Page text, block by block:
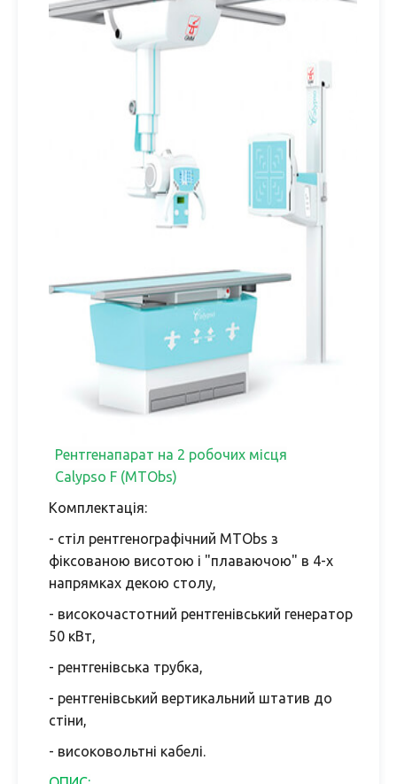
Рентгенапарат на 2 робочих місця
Calypso F (MTObs)
Комплектація:
- стіл рентгенографічний MTObs з
фіксованою висотою і "плаваючою" в 4-х
напрямках декою столу,
- високочастотний рентгенівський генератор
50 кВт,
- рентгенівська трубка,
- рентгенівський вертикальний штатив до
стіни,
- високовольтні кабелі.